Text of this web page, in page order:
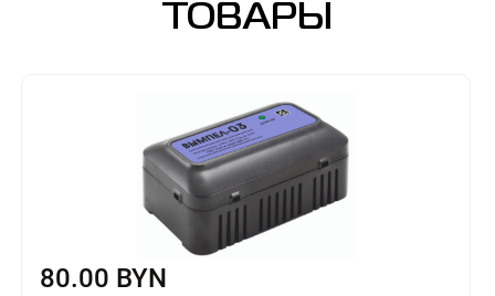
ТОВАРЫ
80.00 BYN